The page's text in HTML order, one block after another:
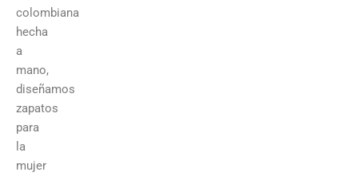
colombiana
hecha
a
mano,
diseñamos
zapatos
para
la
mujer